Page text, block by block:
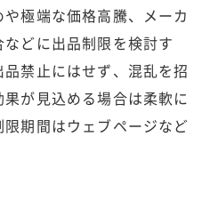
極端な価格高騰、メーカ
どに出品制限を検討す
禁止にはせず、混乱を招
が見込める場合は柔軟に
期間はウェブページなど